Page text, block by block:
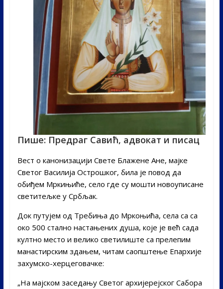
Пише: Предраг Савић, адвокат и писац
Вест о канонизацији Свете Блажене Ане, мајке
Светог Василија Острошког, била је повод да
обиђем Мркињиће, село где су мошти новоуписане
светитељке у Србљак.
Док путујем од Требиња до Мркоњића, села са са
око 500 стално настањених душа, које је већ сада
култно место и велико светилиште са прелепим
манастирским здањем, читам саопштење Епархије
захумско-херцеговачке:
„На мајском заседању Светог архијерејског Сабора